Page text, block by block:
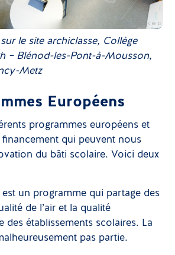
le site archiclasse, Collège
– Blénod-les-Pont-à-Mousson,
Metz
Européens
programmes européens et
financement qui peuvent nous
du bâti scolaire. Voici deux
un programme qui partage des
de l’air et la qualité
des établissements scolaires. La
pas partie.